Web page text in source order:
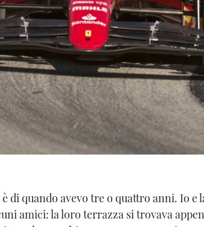
di quando avevo tre o quattro anni. Io e
amici: la loro terrazza si trovava